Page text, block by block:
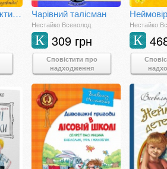
Неймовірні детективи. Частина 1 Чарівний талісман
Нестайко Всеволод
309 грн
К
Сповістити про
надходження
Нестайко
К